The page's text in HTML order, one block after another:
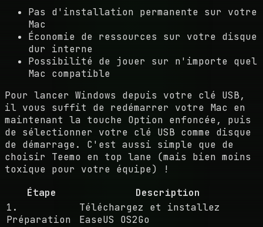
Pas d'installation permanente sur votre
Mac
Économie de ressources sur votre disque
dur interne
Possibilité de jouer sur n'importe quel
Mac compatible
Pour lancer Windows depuis votre clé USB,
il vous suffit de redémarrer votre Mac en
maintenant la touche Option enfoncée, puis
de sélectionner votre clé USB comme disque
de démarrage. C'est aussi simple que de
choisir Teemo en top lane (mais bien moins
toxique pour votre équipe) !
Étape
Description
1.
Préparation
Téléchargez et installez
EaseUS OS2Go